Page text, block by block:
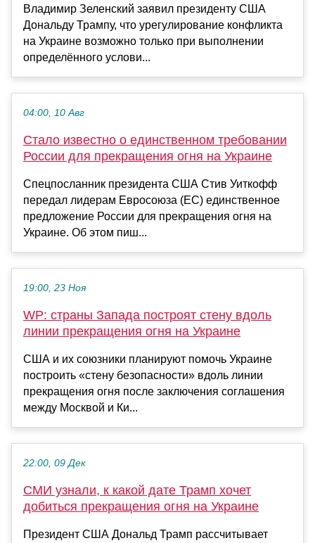
Владимир Зеленский заявил президенту США
Дональду Трампу, что урегулирование конфликта
на Украине возможно только при выполнении
определённого услови...
04:00, 10 Авг
Стало известно о единственном требовании
России для прекращения огня на Украине
Спецпосланник президента США Стив Уиткофф
передал лидерам Евросоюза (ЕС) единственное
предложение России для прекращения огня на
Украине. Об этом пиш...
19:00, 23 Ноя
WP: страны Запада построят стену вдоль
линии прекращения огня на Украине
США и их союзники планируют помочь Украине
построить «стену безопасности» вдоль линии
прекращения огня после заключения соглашения
между Москвой и Ки...
22:00, 09 Дек
СМИ узнали, к какой дате Трамп хочет
добиться прекращения огня на Украине
Президент США Дональд Трамп рассчитывает